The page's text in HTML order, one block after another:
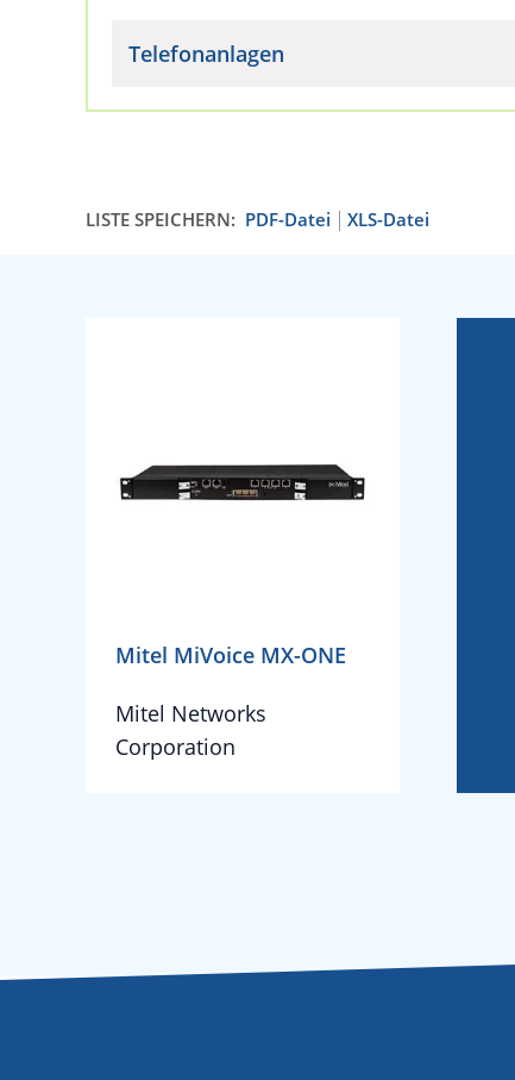
Telefonanlagen
LISTE SPEICHERN: PDF-Datei XLS-Datei
Mitel MiVoice MX-ONE
Mitel Networks
Corporation